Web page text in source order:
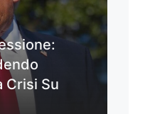
Crisi Su